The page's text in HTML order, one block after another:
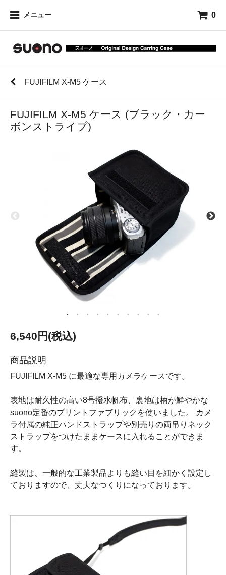
メニュー 0
FUJIFILM X-M5 ケース
FUJIFILM X-M5 ケース (ブラック・カー
ボンストライプ)
6,540円(税込)
商品説明
FUJIFILM X-M5 に最適な専用カメラケースです。
表地は耐久性の高い8号撥水帆布、裏地は柄が鮮やかな
suono定番のプリントファブリックを使いました。 カメ
ラ付属の純正ハンドストラップや別売りの両吊りネック
ストラップをつけたままケースに入れることができま
す。
縫製は、一般的な工業製品よりも縫い目を細かく設定し
ておりますので、丈夫なつくりになっております。